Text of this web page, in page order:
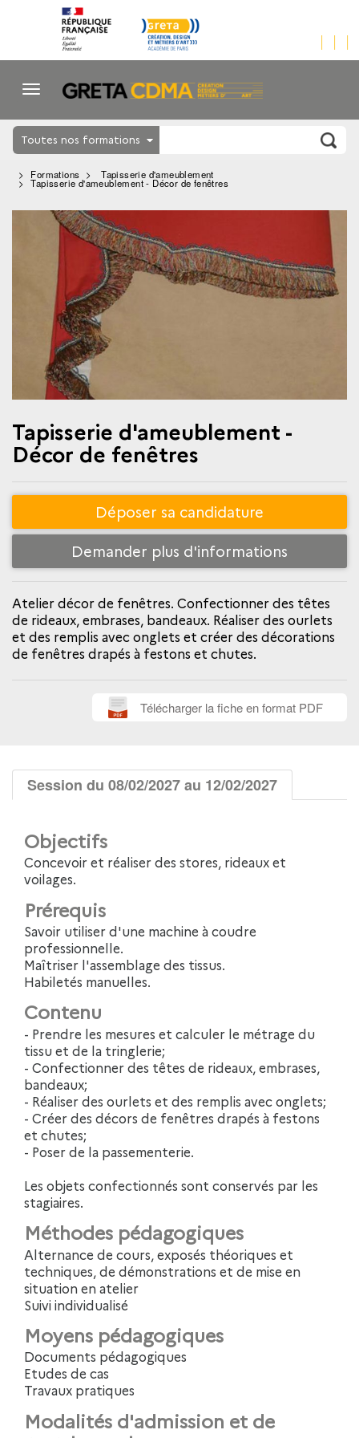
Toutes nos formations
Formations Tapisserie d'ameublement
Tapisserie d'ameublement - Décor de fenêtres
Tapisserie d'ameublement -
Décor de fenêtres
Déposer sa candidature
Demander plus d'informations
Atelier décor de fenêtres. Confectionner des têtes
de rideaux, embrases, bandeaux. Réaliser des ourlets
et des remplis avec onglets et créer des décorations
de fenêtres drapés à festons et chutes.
Télécharger la fiche en format PDF
Session du 08/02/2027 au 12/02/2027
Objectifs
Concevoir et réaliser des stores, rideaux et
voilages.
Prérequis
Savoir utiliser d'une machine à coudre
professionnelle.
Maîtriser l'assemblage des tissus.
Habiletés manuelles.
Contenu
- Prendre les mesures et calculer le métrage du
tissu et de la tringlerie;
- Confectionner des têtes de rideaux, embrases,
bandeaux;
- Réaliser des ourlets et des remplis avec onglets;
- Créer des décors de fenêtres drapés à festons
et chutes;
- Poser de la passementerie.
Les objets confectionnés sont conservés par les
stagiaires.
Méthodes pédagogiques
Alternance de cours, exposés théoriques et
techniques, de démonstrations et de mise en
situation en atelier
Suivi individualisé
Moyens pédagogiques
Documents pédagogiques
Etudes de cas
Travaux pratiques
Modalités d'admission et de